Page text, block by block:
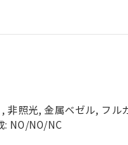
照光, 金属ベゼル, フル
: NO/NO/NC